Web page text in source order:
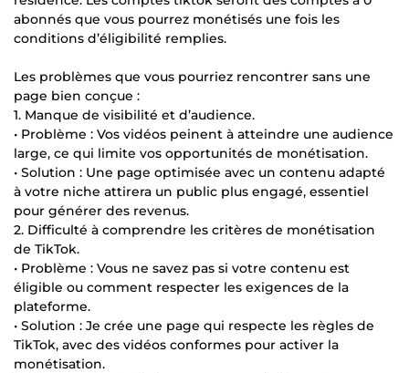
abonnés que vous pourrez monétisés une fois les
conditions d’éligibilité remplies.
Les problèmes que vous pourriez rencontrer sans une
page bien conçue :
1. Manque de visibilité et d’audience.
• Problème : Vos vidéos peinent à atteindre une audience
large, ce qui limite vos opportunités de monétisation.
• Solution : Une page optimisée avec un contenu adapté
à votre niche attirera un public plus engagé, essentiel
pour générer des revenus.
2. Difficulté à comprendre les critères de monétisation
de TikTok.
• Problème : Vous ne savez pas si votre contenu est
éligible ou comment respecter les exigences de la
plateforme.
• Solution : Je crée une page qui respecte les règles de
TikTok, avec des vidéos conformes pour activer la
monétisation.